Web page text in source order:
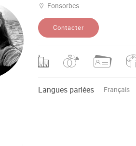
Fonsorbes
Contacter
Langues parlées Français